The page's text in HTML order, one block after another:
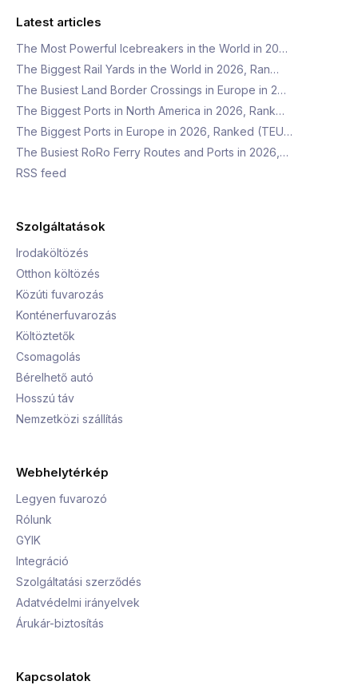
Latest articles
The Most Powerful Icebreakers in the World in 20…
The Biggest Rail Yards in the World in 2026, Ran…
The Busiest Land Border Crossings in Europe in 2…
The Biggest Ports in North America in 2026, Rank…
The Biggest Ports in Europe in 2026, Ranked (TEU…
The Busiest RoRo Ferry Routes and Ports in 2026,…
RSS feed
Szolgáltatások
Irodaköltözés
Otthon költözés
Közúti fuvarozás
Konténerfuvarozás
Költöztetők
Csomagolás
Bérelhető autó
Hosszú táv
Nemzetközi szállítás
Webhelytérkép
Legyen fuvarozó
Rólunk
GYIK
Integráció
Szolgáltatási szerződés
Adatvédelmi irányelvek
Árukár-biztosítás
Kapcsolatok